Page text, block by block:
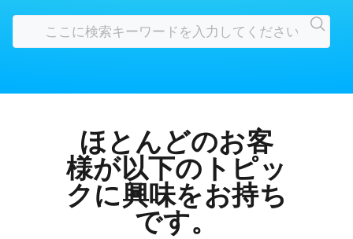
ほとんどのお客
様が以下のトピッ
クに興味をお持ち
です。